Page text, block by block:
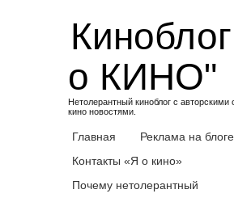
о КИНО"
Нетолерантный киноблог с авторскими
кино новостями.
Главная
Реклама на блоге
Контакты «Я о кино»
Почему нетолерантный